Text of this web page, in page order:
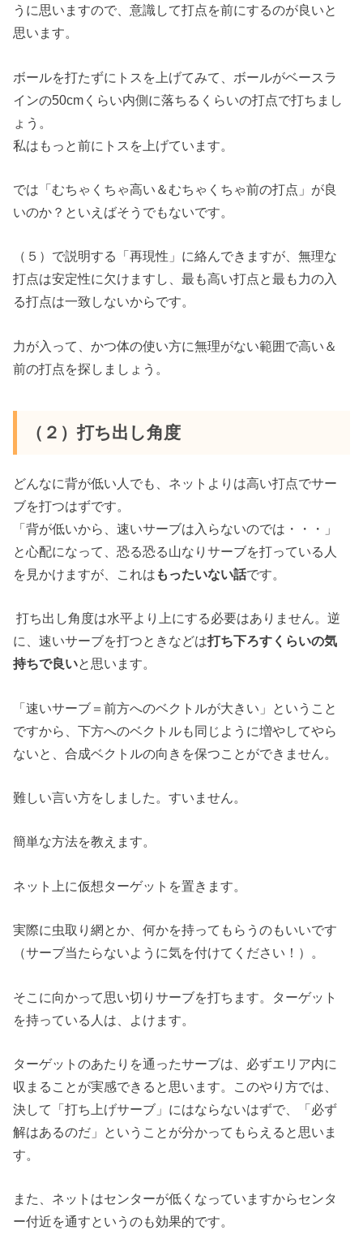
うに思いますので、意識して打点を前にするのが良いと
思います。
ボールを打たずにトスを上げてみて、ボールがベースラ
インの50cmくらい内側に落ちるくらいの打点で打ちまし
ょう。
私はもっと前にトスを上げています。
では「むちゃくちゃ高い＆むちゃくちゃ前の打点」が良
いのか？といえばそうでもないです。
（５）で説明する「再現性」に絡んできますが、無理な
打点は安定性に欠けますし、最も高い打点と最も力の入
る打点は一致しないからです。
力が入って、かつ体の使い方に無理がない範囲で高い＆
前の打点を探しましょう。
（２）打ち出し角度
どんなに背が低い人でも、ネットよりは高い打点でサー
ブを打つはずです。
「背が低いから、速いサーブは入らないのでは・・・」
と心配になって、恐る恐る山なりサーブを打っている人
を見かけますが、これは もったいない話です。
打ち出し角度は水平より上にする必要はありません。逆
に、速いサーブを打つときなどは打ち下ろすくらいの気
持ちで良いと思います。
「速いサーブ＝前方へのベクトルが大きい」ということ
ですから、下方へのベクトルも同じように増やしてやら
ないと、合成ベクトルの向きを保つことができません。
難しい言い方をしました。すいません。
簡単な方法を教えます。
ネット上に仮想ターゲットを置きます。
実際に虫取り網とか、何かを持ってもらうのもいいです
（サーブ当たらないように気を付けてください！）。
そこに向かって思い切りサーブを打ちます。ターゲット
を持っている人は、よけます。
ターゲットのあたりを通ったサーブは、必ずエリア内に
収まることが実感できると思います。このやり方では、
決して「打ち上げサーブ」にはならないはずで、「必ず
解はあるのだ」ということが分かってもらえると思いま
す。
また、ネットはセンターが低くなっていますからセンタ
ー付近を通すというのも効果的です。